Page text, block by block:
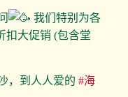
我们特别为各
扣大促销 (包含堂
，到人人爱的 #海